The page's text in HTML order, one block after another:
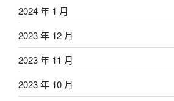
2024 年 1 月
2023 年 12 月
2023 年 11 月
2023 年 10 月